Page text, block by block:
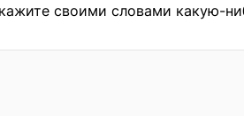
своими словами какую-